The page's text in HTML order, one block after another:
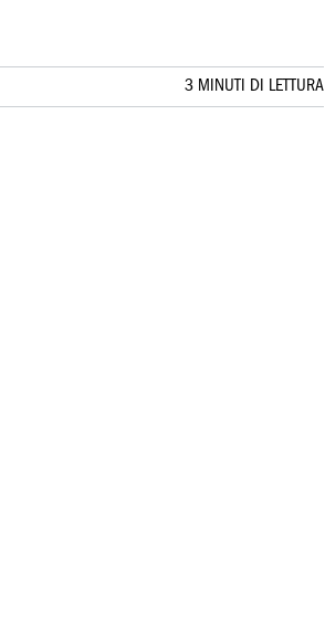
3 MINUTI DI LETTURA